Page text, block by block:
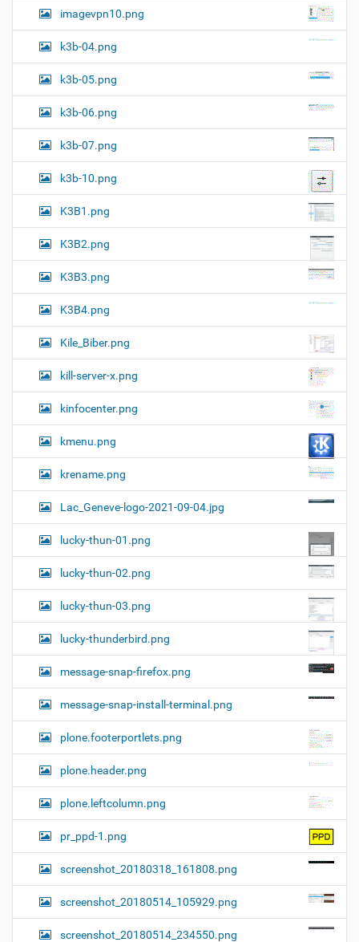
imagevpn10.png
k3b-04.png
k3b-05.png
k3b-06.png
k3b-07.png
k3b-10.png
K3B1.png
K3B2.png
K3B3.png
K3B4.png
Kile_Biber.png
kill-server-x.png
kinfocenter.png
kmenu.png
krename.png
Lac_Geneve-logo-2021-09-04.jpg
lucky-thun-01.png
lucky-thun-02.png
lucky-thun-03.png
lucky-thunderbird.png
message-snap-firefox.png
message-snap-install-terminal.png
plone.footerportlets.png
plone.header.png
plone.leftcolumn.png
pr_ppd-1.png
screenshot_20180318_161808.png
screenshot_20180514_105929.png
screenshot_20180514_234550.png